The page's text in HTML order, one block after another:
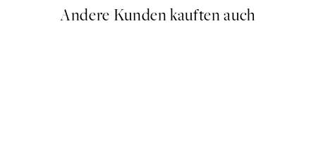
Andere Kunden kauften auch